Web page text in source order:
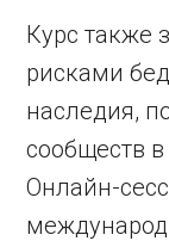
Курс также
рисками
наследия,
сообществ
Онлайн-